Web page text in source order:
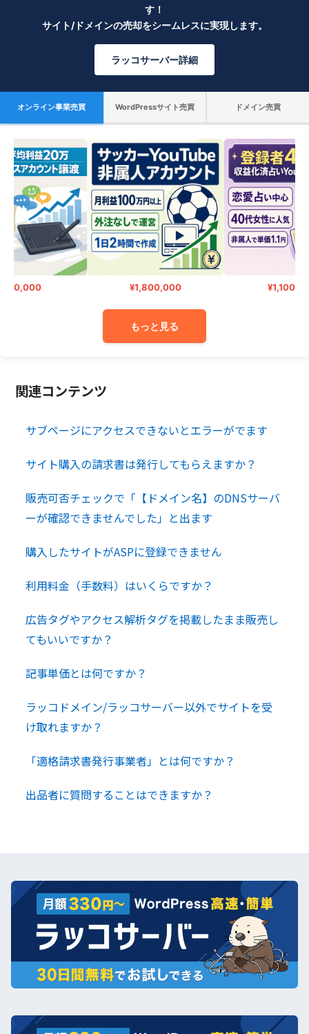
す！
サイト/ドメインの売却をシームレスに実現します。
ラッコサーバー詳細
オンライン事業売買 WordPressサイト売買 ドメイン売買
¥1,800,000
もっと見る
関連コンテンツ
サブページにアクセスできないとエラーがでます
サイト購入の請求書は発行してもらえますか？
販売可否チェックで「【ドメイン名】のDNSサーバ
ーが確認できませんでした」と出ます
購入したサイトがASPに登録できません
利用料金（手数料）はいくらですか？
広告タグやアクセス解析タグを掲載したまま販売し
てもいいですか？
記事単価とは何ですか？
ラッコドメイン/ラッコサーバー以外でサイトを受
け取れますか？
「適格請求書発行事業者」とは何ですか？
出品者に質問することはできますか？